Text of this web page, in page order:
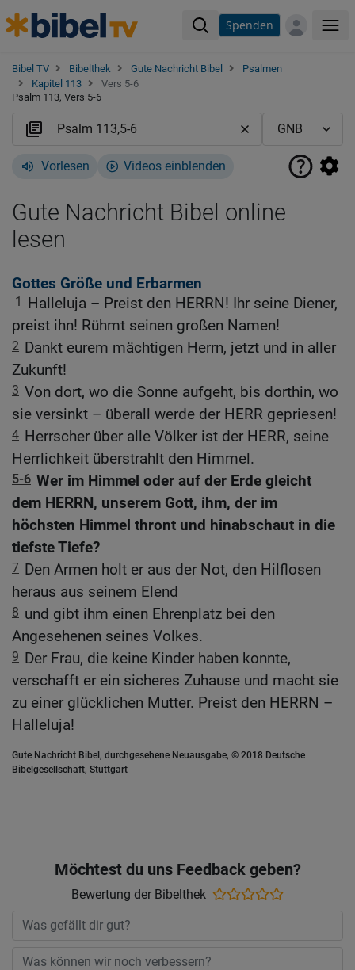
Spenden
Bibel TV Bibelthek Gute Nachricht Bibel
Psalmen
Kapitel 113
Vers 5-6
Psalm 113, Vers 5-6
Vorlesen Videos einblenden
Gute Nachricht Bibel online
lesen
Gottes Größe und Erbarmen
1
Halleluja – Preist den HERRN! Ihr seine Diener,
preist ihn! Rühmt seinen großen Namen!
2 Dankt eurem mächtigen Herrn, jetzt und in aller
Zukunft!
3 Von dort, wo die Sonne aufgeht, bis dorthin, wo
sie versinkt – überall werde der HERR gepriesen!
4 Herrscher über alle Völker ist der HERR, seine
Herrlichkeit überstrahlt den Himmel.
5-6 Wer im Himmel oder auf der Erde gleicht
dem HERRN, unserem Gott, ihm, der im
höchsten Himmel thront und hinabschaut in die
tiefste Tiefe?
7 Den Armen holt er aus der Not, den Hilflosen
heraus aus seinem Elend
8 und gibt ihm einen Ehrenplatz bei den
Angesehenen seines Volkes.
9 Der Frau, die keine Kinder haben konnte,
verschafft er ein sicheres Zuhause und macht sie
zu einer glücklichen Mutter. Preist den HERRN –
Halleluja!
Gute Nachricht Bibel, durchgesehene Neuausgabe, © 2018 Deutsche
Bibelgesellschaft, Stuttgart
Möchtest du uns Feedback geben?
Bewertung der Bibelthek